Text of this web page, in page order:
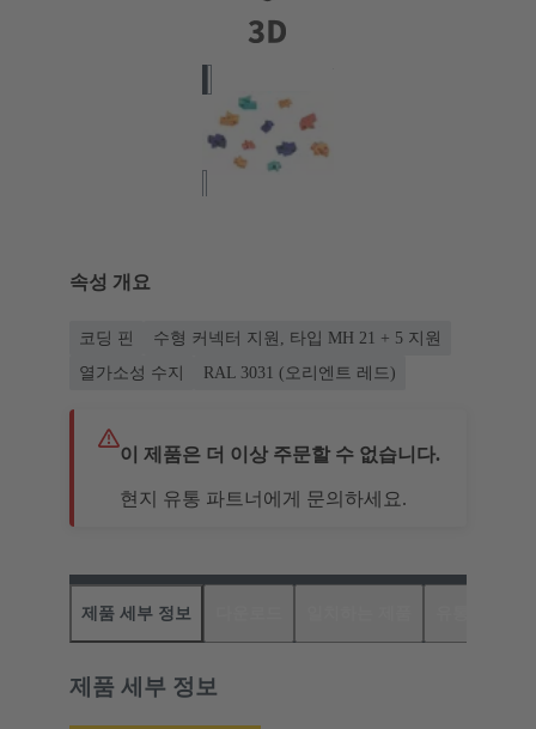
속성 개요
코딩 핀
수형 커넥터 지원, 타입 MH 21 + 5 지원
열가소성 수지
RAL 3031 (오리엔트 레드)
이 제품은 더 이상 주문할 수 없습니다.
현지 유통 파트너에게 문의하세요.
제품 세부 정보
제품 세부 정보